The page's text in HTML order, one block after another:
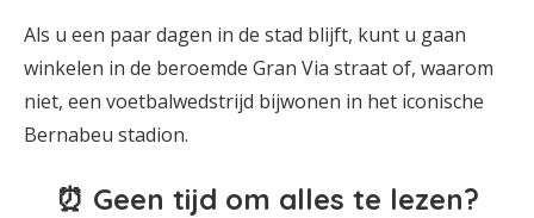
Als u een paar dagen in de stad blijft, kunt u gaan
winkelen in de beroemde Gran Via straat of, waarom
niet, een voetbalwedstrijd bijwonen in het iconische
Bernabeu stadion.
⏰ Geen tijd om alles te lezen?